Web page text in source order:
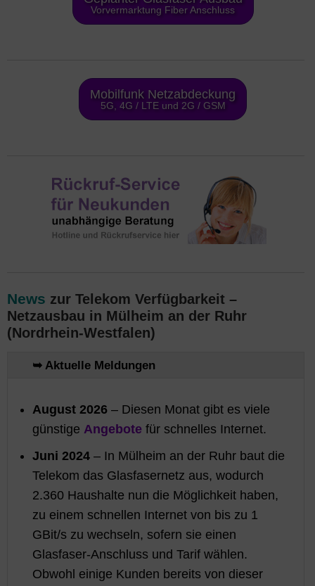
Vorvermarktung Fiber Anschluss
Mobilfunk Netzabdeckung
5G, 4G / LTE und 2G / GSM
News zur Telekom Verfügbarkeit –
Netzausbau in Mülheim an der Ruhr
(Nordrhein-Westfalen)
➥ Aktuelle Meldungen
August 2026 – Diesen Monat gibt es viele
günstige Angebote für schnelles Internet.
Juni 2024 – In Mülheim an der Ruhr baut die
Telekom das Glasfasernetz aus, wodurch
2.360 Haushalte nun die Möglichkeit haben,
zu einem schnellen Internet von bis zu 1
GBit/s zu wechseln, sofern sie einen
Glasfaser-Anschluss und Tarif wählen.
Obwohl einige Kunden bereits von dieser